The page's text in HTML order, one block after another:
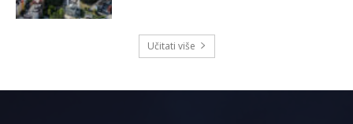
Učitati više